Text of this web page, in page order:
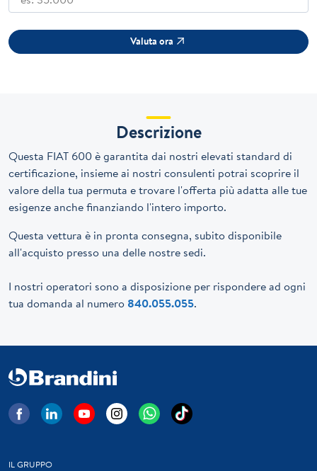
Valuta ora
Descrizione
Questa FIAT 600 è garantita dai nostri elevati standard di
certificazione, insieme ai nostri consulenti potrai scoprire il
valore della tua permuta e trovare l'offerta più adatta alle tue
esigenze anche finanziando l'intero importo.
Questa vettura è in pronta consegna, subito disponibile
all'acquisto presso una delle nostre sedi.
I nostri operatori sono a disposizione per rispondere ad ogni
tua domanda al numero 840.055.055.
IL GRUPPO